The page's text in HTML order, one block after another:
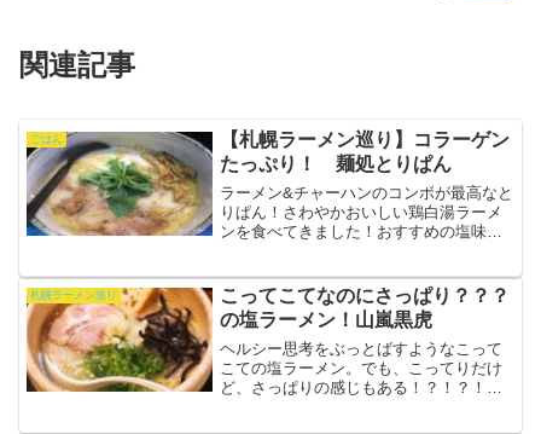
関連記事
ごはん
【札幌ラーメン巡り】コラーゲン
たっぷり！ 麺処とりぱん
ラーメン&チャーハンのコンボが最高なと
りぱん！さわやかおいしい鶏白湯ラーメ
ンを食べてきました！おすすめの塩味と
寺前駅、資生館小学校前駅、山鼻９条駅
店舗の外観！お祭...
札幌ラーメン巡り
こってこてなのにさっぱり？？？
の塩ラーメン！山嵐黒虎
ヘルシー思考をぶっとばすようなこって
こての塩ラーメン。でも、こってりだけ
ど、さっぱりの感じもある！？！？！？